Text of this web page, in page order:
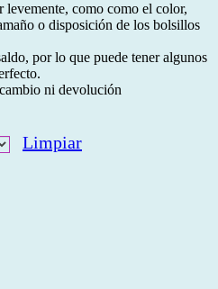
levemente, como como el color,
o disposición de los bolsillos
por lo que puede tener algunos
ni devolución
Limpiar